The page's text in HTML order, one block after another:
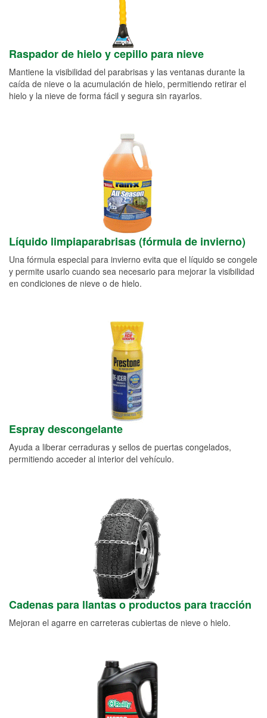
Raspador de hielo y cepillo para nieve
Mantiene la visibilidad del parabrisas y las ventanas durante la
caída de nieve o la acumulación de hielo, permitiendo retirar el
hielo y la nieve de forma fácil y segura sin rayarlos.
Líquido limpiaparabrisas (fórmula de invierno)
Una fórmula especial para invierno evita que el líquido se congele
y permite usarlo cuando sea necesario para mejorar la visibilidad
en condiciones de nieve o de hielo.
Espray descongelante
Ayuda a liberar cerraduras y sellos de puertas congelados,
permitiendo acceder al interior del vehículo.
Cadenas para llantas o productos para tracción
Mejoran el agarre en carreteras cubiertas de nieve o hielo.